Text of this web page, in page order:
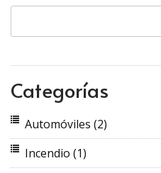
Categorías
Automóviles (2)
Incendio (1)